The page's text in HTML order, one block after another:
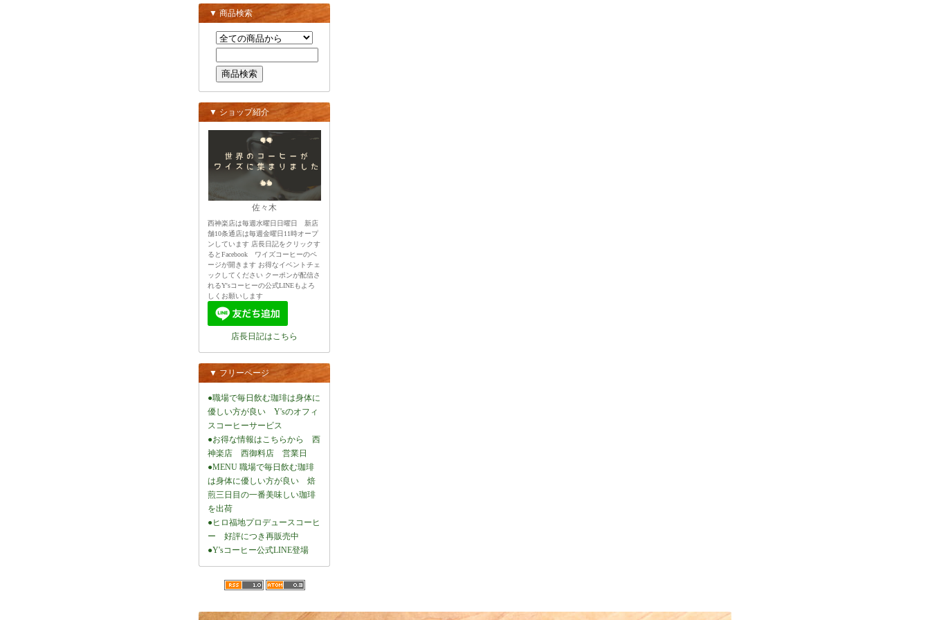
▼ 商品検索
▼ ショップ紹介
佐々木
西神楽店は毎週水曜日日曜日 新店
舗10条通店は毎週金曜日11時オープ
ンしています 店長日記をクリックす
るとFacebook ワイズコーヒーのペ
ージが開きます お得なイベントチェ
ックしてください クーポンが配信さ
れるY'sコーヒーの公式LINEもよろ
しくお願いします
店長日記はこちら
▼ フリーページ
●職場で毎日飲む珈琲は身体に
優しい方が良い Y'sのオフィ
スコーヒーサービス
●お得な情報はこちらから 西
神楽店 西御料店 営業日
●MENU 職場で毎日飲む珈琲
は身体に優しい方が良い 焙
煎三日目の一番美味しい珈琲
を出荷
●ヒロ福地プロデュースコーヒ
ー 好評につき再販売中
●Y'sコーヒー公式LINE登場